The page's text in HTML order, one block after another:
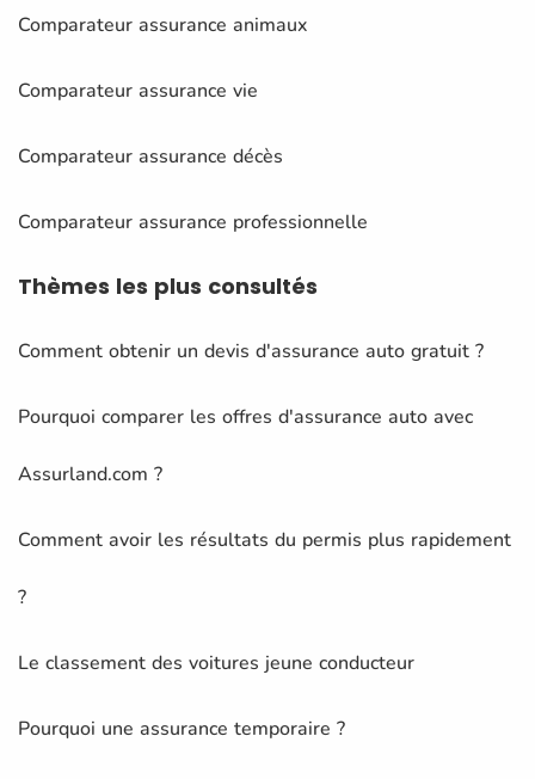
Comparateur assurance animaux
Comparateur assurance vie
Comparateur assurance décès
Comparateur assurance professionnelle
Thèmes les plus consultés
Comment obtenir un devis d'assurance auto gratuit ?
Pourquoi comparer les offres d'assurance auto avec
Assurland.com ?
Comment avoir les résultats du permis plus rapidement
?
Le classement des voitures jeune conducteur
Pourquoi une assurance temporaire ?